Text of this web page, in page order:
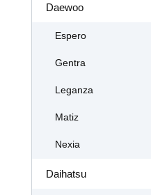
Daewoo
Espero
Gentra
Leganza
Matiz
Nexia
Daihatsu